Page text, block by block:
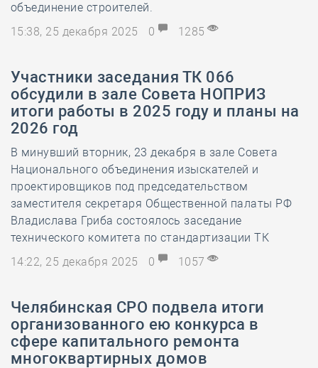
объединение строителей.
15:38, 25 декабря 2025
0 1285
Участники заседания ТК 066
обсудили в зале Совета НОПРИЗ
итоги работы в 2025 году и планы на
2026 год
В минувший вторник, 23 декабря в зале Совета
Национального объединения изыскателей и
проектировщиков под председательством
заместителя секретаря Общественной палаты РФ
Владислава Гриба состоялось заседание
технического комитета по стандартизации ТК
14:22, 25 декабря 2025
0 1057
Челябинская СРО подвела итоги
организованного ею конкурса в
сфере капитального ремонта
многоквартирных домов